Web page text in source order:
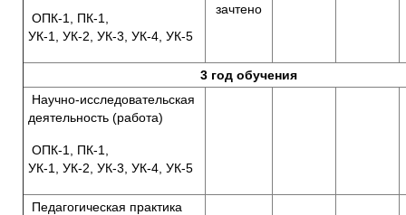
ОПК-1, ПК-1,
УК-1, УК-2, УК-3, УК-4, УК-5
зачтено
3 год обучения
Научно-исследовательская
деятельность (работа)
ОПК-1, ПК-1,
УК-1, УК-2, УК-3, УК-4, УК-5
Педагогическая практика